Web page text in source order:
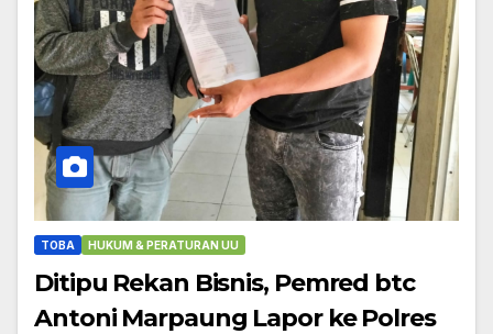
TOBA HUKUM & PERATURAN UU
Ditipu Rekan Bisnis, Pemred btc
Antoni Marpaung Lapor ke Polres